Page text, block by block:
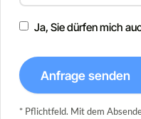
Ja, Sie dürfen mich
Anfrage senden
* Pflichtfeld. Mit dem